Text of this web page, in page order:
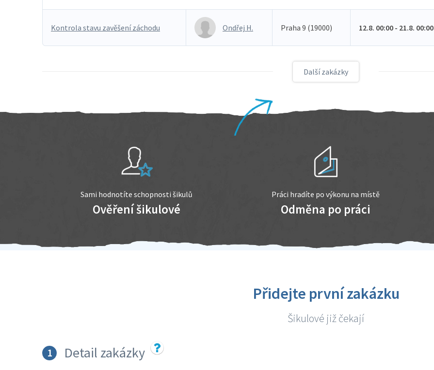
Kontrola stavu zavěšení záchodu Ondřej H. Praha 9 (19000) 12.8. 00:00 - 21.8. 00:00
Další zakázky
Sami hodnotíte schopnosti šikulů
Ověření šikulové
Práci hradíte po výkonu na místě
Odměna po práci
Přidejte první zakázku
Šikulové již čekají
1 Detail zakázky